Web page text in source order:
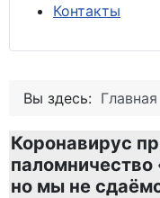
Контакты
Вы здесь: Главная
Коронавирус
но мы не